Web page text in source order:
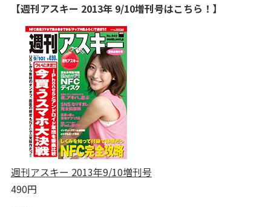
【週刊アスキー 2013年 9/10増刊号はこちら！】
週刊アスキー 2013年9/10増刊号
490円